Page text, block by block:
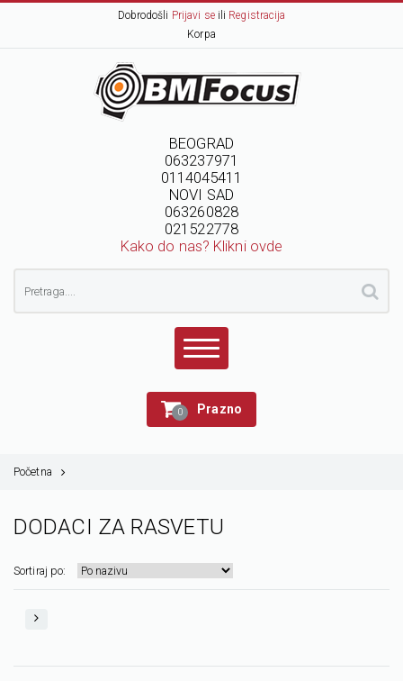
Dobrodošli Prijavi seili Registracija
Korpa
BEOGRAD
063237971
0114045411
NOVI SAD
063260828
021522778
Kako do nas? Klikni ovde
0 Prazno
Početna
DODACI ZA RASVETU
Sortiraj po: